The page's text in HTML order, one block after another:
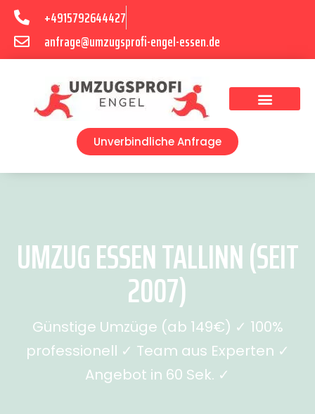
+4915792644427
anfrage@umzugsprofi-engel-essen.de
Unverbindliche Anfrage
UMZUG ESSEN TALLINN (SEIT
2007)
Günstige Umzüge (ab 149€) ✓ 100%
professionell ✓ Team aus Experten ✓
Angebot in 60 Sek. ✓